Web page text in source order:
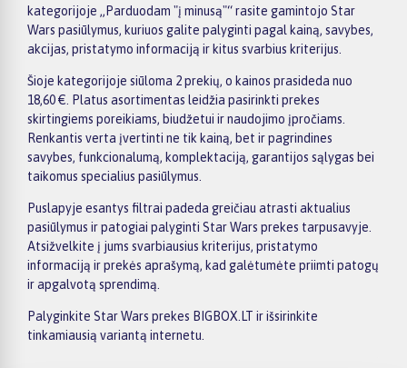
kategorijoje „Parduodam "į minusą"“ rasite gamintojo Star
Wars pasiūlymus, kuriuos galite palyginti pagal kainą, savybes,
akcijas, pristatymo informaciją ir kitus svarbius kriterijus.
Šioje kategorijoje siūloma 2 prekių, o kainos prasideda nuo
18,60 €. Platus asortimentas leidžia pasirinkti prekes
skirtingiems poreikiams, biudžetui ir naudojimo įpročiams.
Renkantis verta įvertinti ne tik kainą, bet ir pagrindines
savybes, funkcionalumą, komplektaciją, garantijos sąlygas bei
taikomus specialius pasiūlymus.
Puslapyje esantys filtrai padeda greičiau atrasti aktualius
pasiūlymus ir patogiai palyginti Star Wars prekes tarpusavyje.
Atsižvelkite į jums svarbiausius kriterijus, pristatymo
informaciją ir prekės aprašymą, kad galėtumėte priimti patogų
ir apgalvotą sprendimą.
Palyginkite Star Wars prekes BIGBOX.LT ir išsirinkite
tinkamiausią variantą internetu.